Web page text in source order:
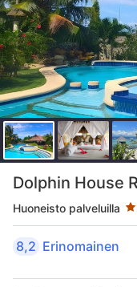
Dolphin House
Huoneisto palveluilla
Tähtiluokitus 5
8,2 Erinomainen